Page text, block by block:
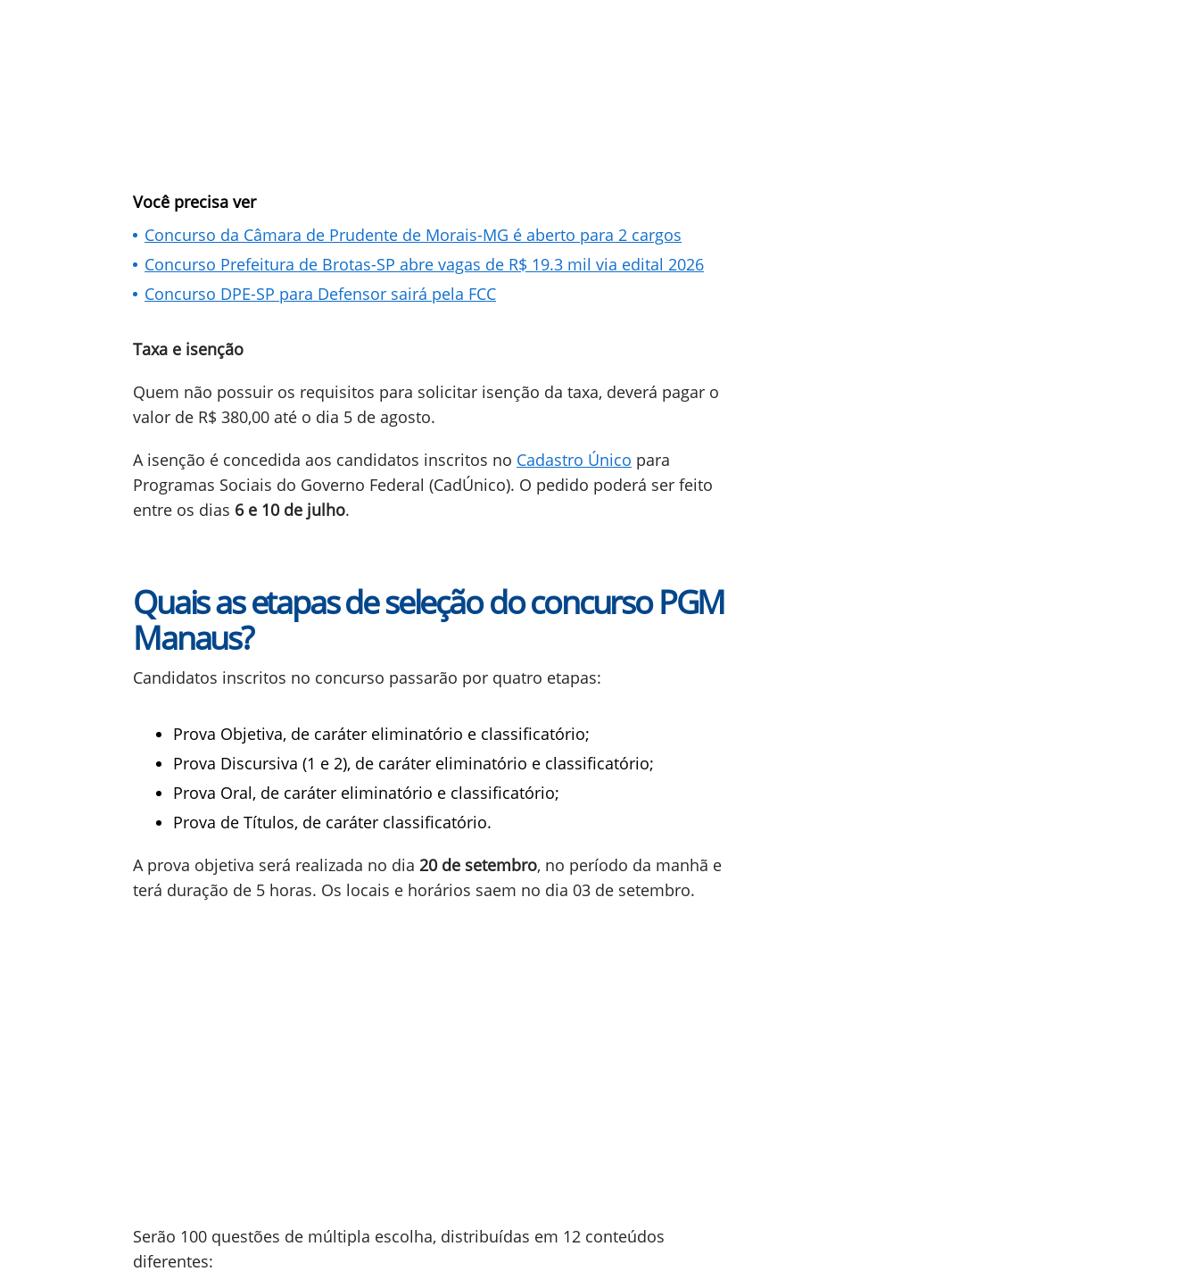
Você precisa ver
Concurso da Câmara de Prudente de Morais-MG é aberto para 2 cargos
Concurso Prefeitura de Brotas-SP abre vagas de R$ 19.3 mil via edital 2026
Concurso DPE-SP para Defensor sairá pela FCC
Taxa e isenção
Quem não possuir os requisitos para solicitar isenção da taxa, deverá pagar o
valor de R$ 380,00 até o dia 5 de agosto.
A isenção é concedida aos candidatos inscritos no Cadastro Único para
Programas Sociais do Governo Federal (CadÚnico). O pedido poderá ser feito
entre os dias 6 e 10 de julho.
Quais as etapas de seleção do concurso PGM
Manaus?
Candidatos inscritos no concurso passarão por quatro etapas:
Prova Objetiva, de caráter eliminatório e classificatório;
Prova Discursiva (1 e 2), de caráter eliminatório e classificatório;
Prova Oral, de caráter eliminatório e classificatório;
Prova de Títulos, de caráter classificatório.
A prova objetiva será realizada no dia 20 de setembro, no período da manhã e
terá duração de 5 horas. Os locais e horários saem no dia 03 de setembro.
Serão 100 questões de múltipla escolha, distribuídas em 12 conteúdos
diferentes: